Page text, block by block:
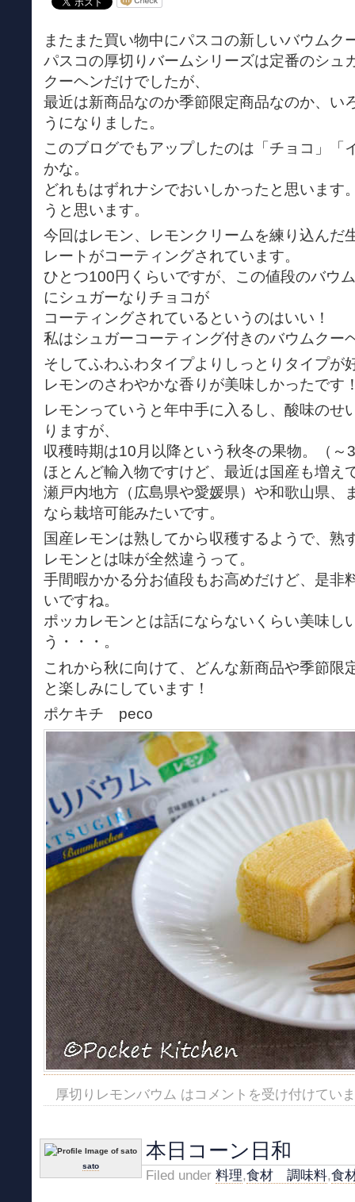
またまた買い物中にパスコの新しいバウムク
パスコの厚切りバームシリーズは定番のシュ
クーヘンだけでしたが、
最近は新商品なのか季節限定商品なのか、い
うになりました。
このブログでもアップしたのは「チョコ」「
かな。
どれもはずれナシでおいしかったと思います
うと思います。
今回はレモン、レモンクリームを練り込んだ
レートがコーティングされています。
ひとつ100円くらいですが、この値段のバウ
にシュガーなりチョコが
コーティングされているというのはいい！
私はシュガーコーティング付きのバウムクー
そしてふわふわタイプよりしっとりタイプが
レモンのさわやかな香りが美味しかったです
レモンっていうと年中手に入るし、酸味のせ
りますが、
収穫時期は10月以降という秋冬の果物。（～
ほとんど輸入物ですけど、最近は国産も増え
瀬戸内地方（広島県や愛媛県）や和歌山県、
なら栽培可能みたいです。
国産レモンは熟してから収穫するようで、熟
レモンとは味が全然違うって。
手間暇かかる分お値段もお高めだけど、是非
いですね。
ポッカレモンとは話にならないくらい美味し
う・・・。
これから秋に向けて、どんな新商品や季節限
と楽しみにしています！
ポケキチ peco
厚切りレモンバウム は コメントを受け付けてい
sato
本日コーン日和
Filed under 料理,食材 調味料,食